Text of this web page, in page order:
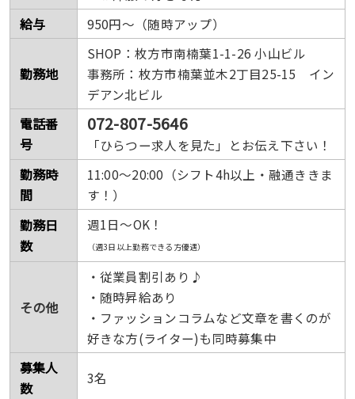
給与 950円～（随時アップ）
勤務地
SHOP：枚方市南楠葉1-1-26 小山ビル
事務所：枚方市楠葉並木2丁目25-15 イン
デアン北ビル
電話番
号
072-807-5646
「ひらつー求人を見た」とお伝え下さい！
勤務時
間
11:00〜20:00（シフト4h以上・融通ききま
す！）
勤務日
数
週1日〜OK！
（週3日以上勤務できる方優遇）
その他
・従業員割引あり♪
・随時昇給あり
・ファッションコラムなど文章を書くのが
好きな方(ライター)も同時募集中
募集人
数
3名